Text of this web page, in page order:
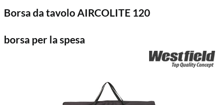
Borsa da tavolo AIRCOLITE 120
borsa per la spesa